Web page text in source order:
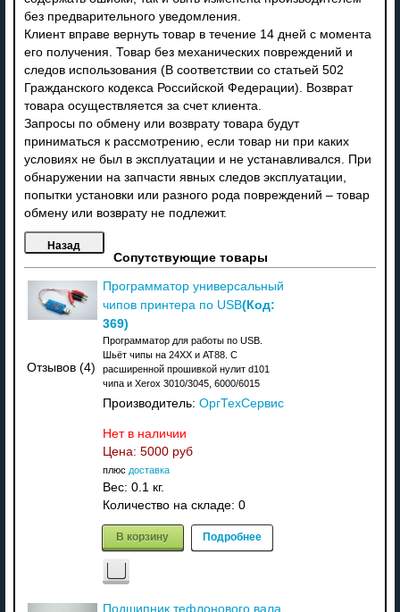
без предварительного уведомления.
Клиент вправе вернуть товар в течение 14 дней с момента
его получения. Товар без механических повреждений и
следов использования (В соответствии со статьей 502
Гражданского кодекса Российской Федерации). Возврат
товара осуществляется за счет клиента.
Запросы по обмену или возврату товара будут
приниматься к рассмотрению, если товар ни при каких
условиях не был в эксплуатации и не устанавливался. При
обнаружении на запчасти явных следов эксплуатации,
попытки установки или разного рода повреждений – товар
обмену или возврату не подлежит.
Сопутствующие товары
Отзывов (4)
Программатор универсальный
чипов принтера по USB(Код:
369)
Программатор для работы по USB.
Шьёт чипы на 24XX и АТ88. C
расширенной прошивкой нулит d101
чипа и Xerox 3010/3045, 6000/6015
Производитель: ОргТехСервис
Нет в наличии
Цена: 5000 руб
плюс доставка
Вес: 0.1 кг.
Количество на складе: 0
В корзину Подробнее
Подшипник тефлонового вала